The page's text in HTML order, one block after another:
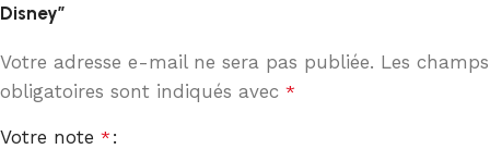
Disney”
Votre adresse e-mail ne sera pas publiée. Les champs
obligatoires sont indiqués avec *
Votre note *